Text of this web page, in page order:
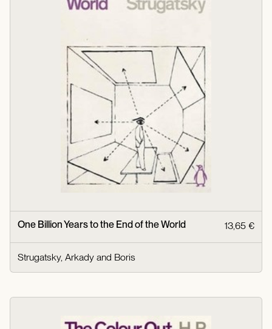
One Billion Years to the End of the World 13,65 €
Strugatsky, Arkady and Boris